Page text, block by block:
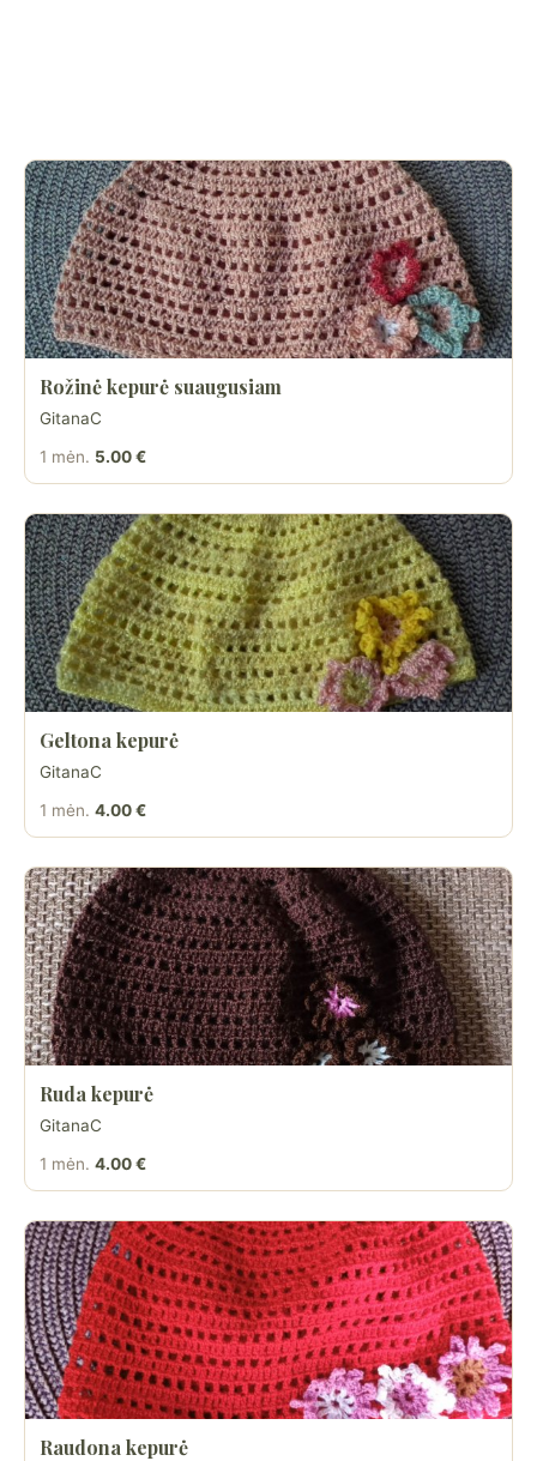
Rožinė kepurė suaugusiam
GitanaC
1 mėn. 5.00 €
Geltona kepurė
GitanaC
1 mėn. 4.00 €
Ruda kepurė
GitanaC
1 mėn. 4.00 €
Raudona kepurė